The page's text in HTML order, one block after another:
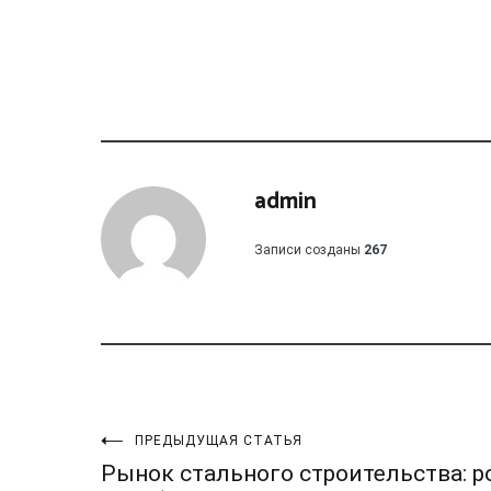
admin
Записи созданы 267
Навигация
ПРЕДЫДУЩАЯ СТАТЬЯ
Рынок стального строительства: